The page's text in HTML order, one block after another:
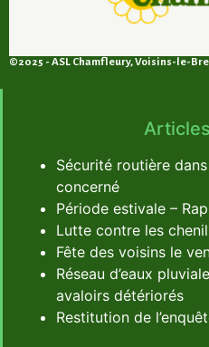
©2025 - ASL Chamfleury, Voisins-le-
Sécurité routière
concerné
Période estivale –
Lutte contre les
Fête des voisins le
Réseau d’eaux
avaloirs détériorés
Restitution de